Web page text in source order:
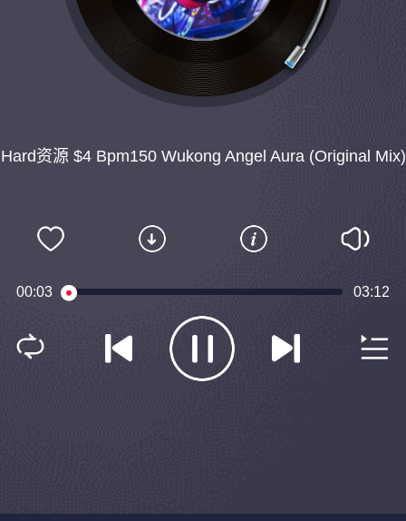
Hard资源 $4 Bpm150 Wukong Angel Aura (Original Mix)
00:04 03:12